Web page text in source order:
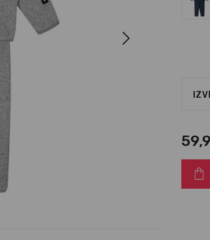
Next